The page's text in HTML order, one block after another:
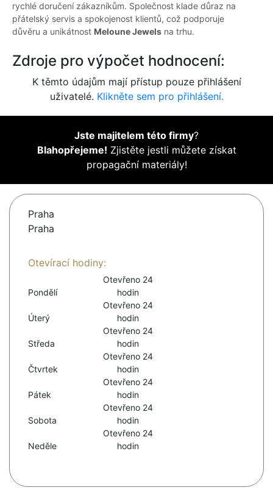
rychlé doručení zákazníkům. Společnost klade důraz na
přátelský servis a spokojenost klientů, což podporuje
důvěru a unikátnost Meloune Jewels na trhu.
Zdroje pro výpočet hodnocení:
K těmto údajům mají přístup pouze přihlášení
uživatelé. Klikněte sem pro přihlášení.
Jste majitelem této firmy?
Blahopřejeme! Zjistěte jestli můžete získat
propagační materiály!
Praha
Praha
Otevírací hodiny:
Pondělí
Otevřeno 24
hodin
Úterý
Otevřeno 24
hodin
Středa
Otevřeno 24
hodin
Čtvrtek
Otevřeno 24
hodin
Pátek
Otevřeno 24
hodin
Sobota
Otevřeno 24
hodin
Neděle
Otevřeno 24
hodin